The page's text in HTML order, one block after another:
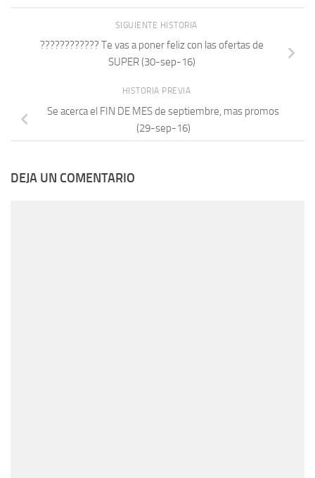
SIGUIENTE HISTORIA
???????????? Te vas a poner feliz con las ofertas de
SUPER (30-sep-16)
HISTORIA PREVIA
Se acerca el FIN DE MES de septiembre, mas promos
(29-sep-16)
DEJA UN COMENTARIO